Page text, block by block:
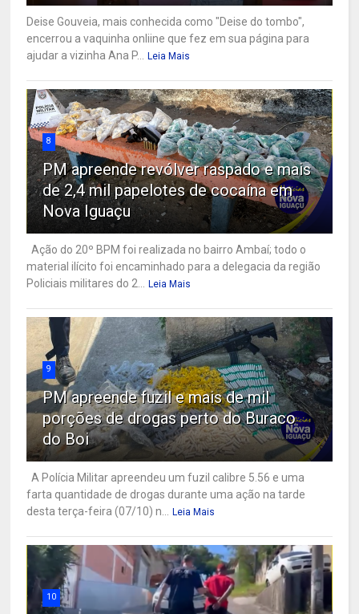
Deise Gouveia, mais conhecida como "Deise do tombo",
encerrou a vaquinha onliine que fez em sua página para
ajudar a vizinha Ana P...
Leia Mais
8
PM apreende revólver raspado e mais
de 2,4 mil papelotes de cocaína em
Nova Iguaçu
Ação do 20º BPM foi realizada no bairro Ambaí; todo o
material ilícito foi encaminhado para a delegacia da região
Policiais militares do 2...
Leia Mais
9
PM apreende fuzil e mais de mil
porções de drogas perto do Buraco
do Boi
A Polícia Militar apreendeu um fuzil calibre 5.56 e uma
farta quantidade de drogas durante uma ação na tarde
desta terça-feira (07/10) n...
Leia Mais
10